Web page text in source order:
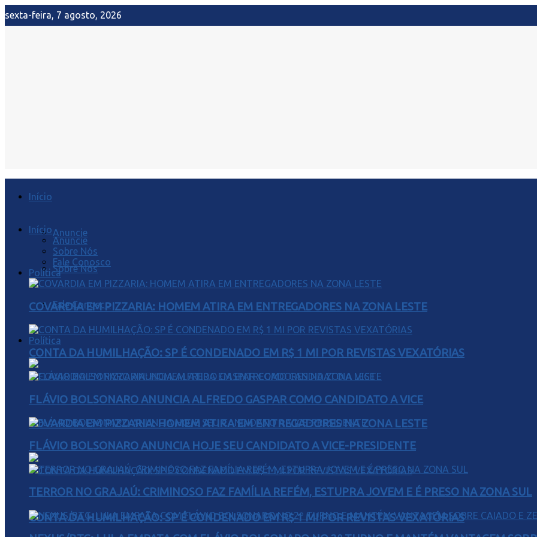
sexta-feira, 7 agosto, 2026
Início
Anuncie
Sobre Nós
Fale Conosco
Política
COVARDIA EM PIZZARIA: HOMEM ATIRA EM ENTREGADORES NA ZONA LESTE
CONTA DA HUMILHAÇÃO: SP É CONDENADO EM R$ 1 MI POR REVISTAS VEXATÓRIAS
Início
Anuncie
Sobre Nós
Fale Conosco
Política
COVARDIA EM PIZZARIA: HOMEM ATIRA EM ENTREGADORES NA ZONA LESTE
CONTA DA HUMILHAÇÃO: SP É CONDENADO EM R$ 1 MI POR REVISTAS VEXATÓRIAS
FLÁVIO BOLSONARO ANUNCIA ALFREDO GASPAR COMO CANDIDATO A VICE
FLÁVIO BOLSONARO ANUNCIA HOJE SEU CANDIDATO A VICE-PRESIDENTE
TERROR NO GRAJAÚ: CRIMINOSO FAZ FAMÍLIA REFÉM, ESTUPRA JOVEM E É PRESO NA ZONA SUL